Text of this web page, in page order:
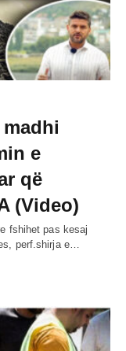
e
që
(Video)
fshihet pas kesaj
perf.shirja e…